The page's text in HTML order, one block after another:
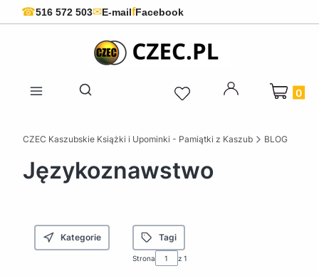
☎516 572 503✉E-mailfFacebook
Otwórz wyszukiwarkę
Produkty
CZEC Kaszubskie Książki i Upominki - Pamiątki z Kaszub BLOG
Językoznawstwo
Kategorie Tagi
Strona z 1